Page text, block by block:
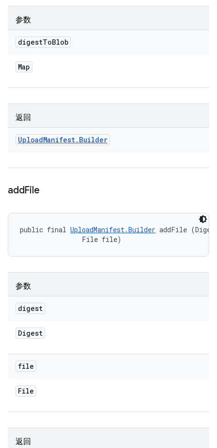
参数
digestToBlob
Map
返回
UploadManifest. Builder
addFile
public final UploadManifest.Builder addFile
                File file)
参数
digest
Digest
file
File
返回